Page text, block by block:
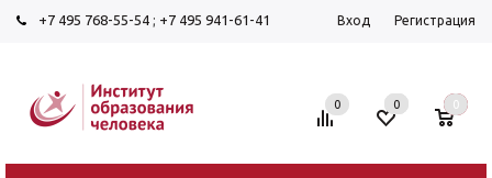
+7 495 768-55-54 ; +7 495 941-61-41 Вход Регистрация
0 0 0